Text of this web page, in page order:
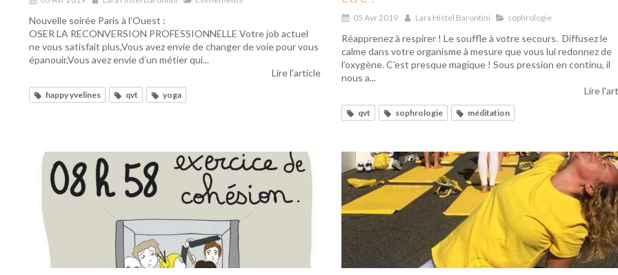
Nouvelle soirée Paris à l’Ouest :
OSER LA RECONVERSION PROFESSIONNELLE Votre job actuel
ne vous satisfait plus,Vous avez envie de changer de voie pour vous
épanouir,Vous avez envie d’un métier qui...
Lire l'article
happy yvelines qvt yoga
05 Avr 2019 Lara Histel Barontini sophrologie
Réapprenez à respirer ! Le souffle à votre secours. Diffusez le
calme dans votre organisme à mesure que vous lui redonnez de
l’oxygène. C’est presque magique ! Sous pression en continu, il
nous a...
Lire
qvt sophrologie méditation